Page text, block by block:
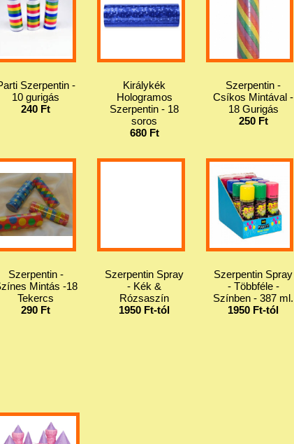
Szerpentin -
10 gurigás
240 Ft
Királykék
Hologramos
Szerpentin - 18
soros
680 Ft
Szerpentin -
Csíkos Mintával -
18 Gurigás
250 Ft
Szerpentin -
Mintás -18
Tekercs
290 Ft
Szerpentin Spray
- Kék &
Rózsaszín
1950 Ft-tól
Szerpentin Spray
- Többféle -
Színben - 387 ml.
1950 Ft-tól